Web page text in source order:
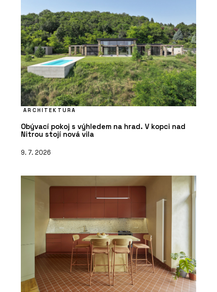
ARCHITEKTURA
Obývací pokoj s výhledem na hrad. V kopci nad
Nitrou stojí nová vila
9. 7. 2026